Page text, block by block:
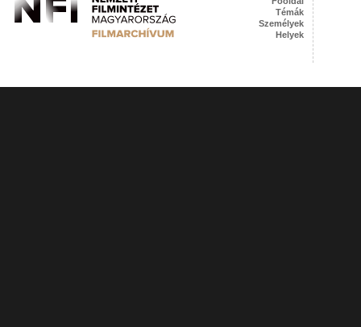
Témák
Személyek
Helyek